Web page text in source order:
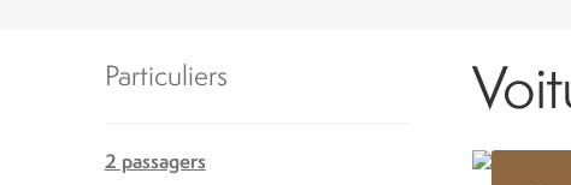
Particuliers
2 passagers